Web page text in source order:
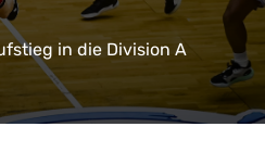
in die Division A